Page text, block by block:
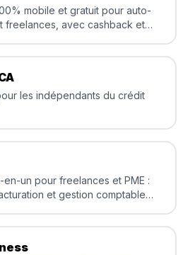
mobile et gratuit pour auto-
freelances, avec cashback et
les indépendants du crédit
un pour freelances et PME :
et gestion comptable